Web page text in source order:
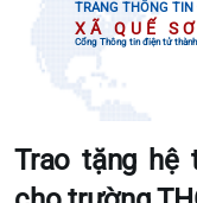
TRANG THÔNG
XÃ QUẾ
Cổng Thông tin điện tử
Trao tặng hệ